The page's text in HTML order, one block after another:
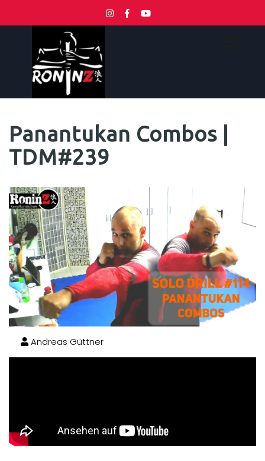
Panantukan Combos |
TDM#239
Andreas Güttner